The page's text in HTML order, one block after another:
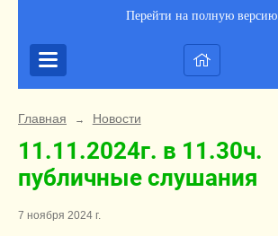
Перейти на полную версию
Главная → Новости
11.11.2024г. в 11.30ч.
публичные слушания
7 ноября 2024 г.